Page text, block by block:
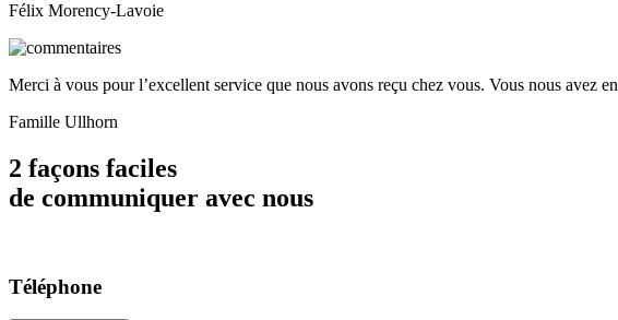
Félix Morency-Lavoie
Merci à vous pour l’excellent service que nous avons reçu chez vous. Vous nous avez
Famille Ullhorn
2 façons faciles
de communiquer avec nous
Téléphone